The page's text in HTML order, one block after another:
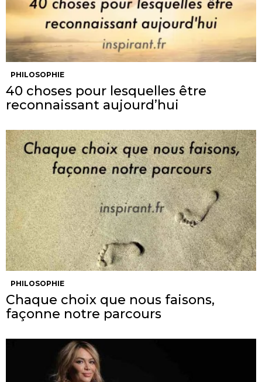
PHILOSOPHIE
40 choses pour lesquelles être
reconnaissant aujourd’hui
PHILOSOPHIE
Chaque choix que nous faisons,
façonne notre parcours